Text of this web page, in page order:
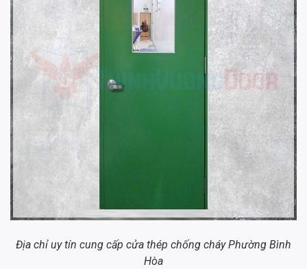
Địa chỉ uy tín cung cấp cửa thép chống cháy Phường Bình
Hòa